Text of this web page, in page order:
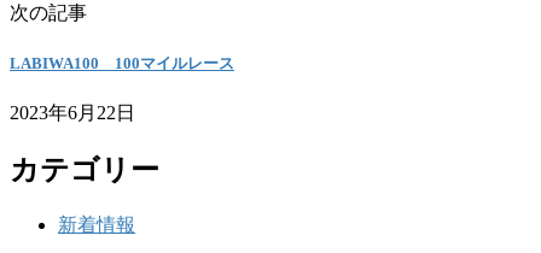
次の記事
LABIWA100 100マイルレース
2023年6月22日
カテゴリー
新着情報